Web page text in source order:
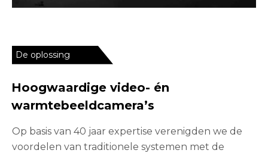
De oplossing
Hoogwaardige video- én
warmtebeeldcamera’s
Op basis van 40 jaar expertise verenigden we de
voordelen van traditionele systemen met de